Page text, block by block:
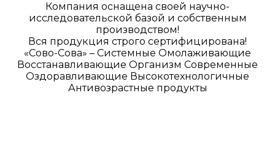
Компания оснащена своей научно-
исследовательской базой и собственным
производством!
Вся продукция строго сертифицирована!
«Сово-Сова» – Системные Омолаживающие
Восстанавливающие Организм Современные
Оздоравливающие Высокотехнологичные
Антивозрастные продукты